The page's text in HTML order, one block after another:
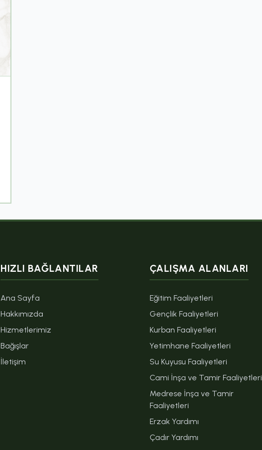
HIZLI BAĞLANTILAR
Ana Sayfa
Hakkımızda
Hizmetlerimiz
Bağışlar
İletişim
ÇALIŞMA ALANLARI
Eğitim Faaliyetleri
Gençlik Faaliyetleri
Kurban Faaliyetleri
Yetimhane Faaliyetleri
Su Kuyusu Faaliyetleri
Cami İnşa ve Tamir Faaliyetleri
Medrese İnşa ve Tamir
Faaliyetleri
Erzak Yardımı
Çadır Yardımı